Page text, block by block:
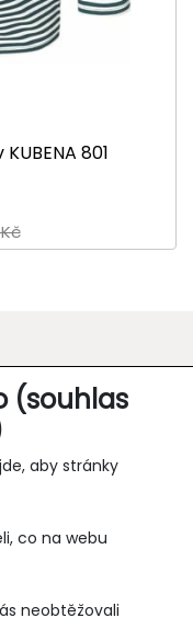
(souhlas
aby stránky
co na webu
neobtěžovali
801